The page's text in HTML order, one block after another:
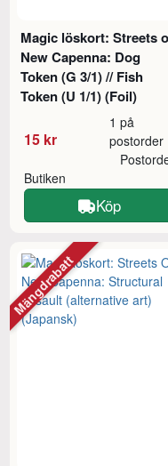
Magic löskort: Streets
New Capenna: Dog
Token (G 3/1) // Fish
Token (U 1/1) (Foil)
15 kr
1 på
postorder
Butiken
Köp
Mängdrabatt